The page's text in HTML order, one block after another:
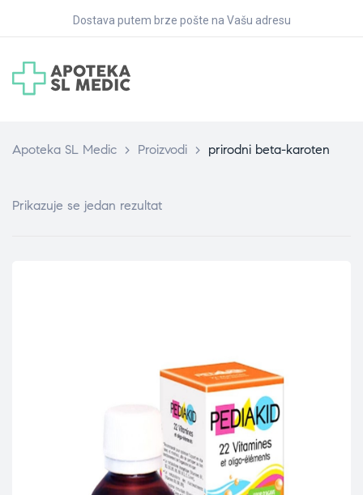
Dostava putem brze pošte na Vašu adresu
Apoteka SL Medic > Proizvodi > prirodni beta-karoten
Prikazuje se jedan rezultat